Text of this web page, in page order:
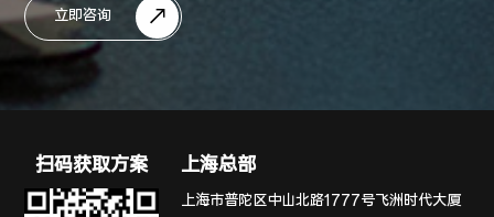
立即咨询
扫码获取方案 上海总部
上海市普陀区中山北路1777号飞洲时代大厦